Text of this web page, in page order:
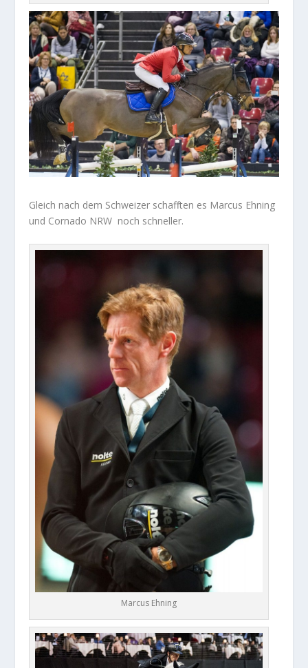
Gleich nach dem Schweizer schafften es Marcus Ehning
und Cornado NRW noch schneller.
Marcus Ehning